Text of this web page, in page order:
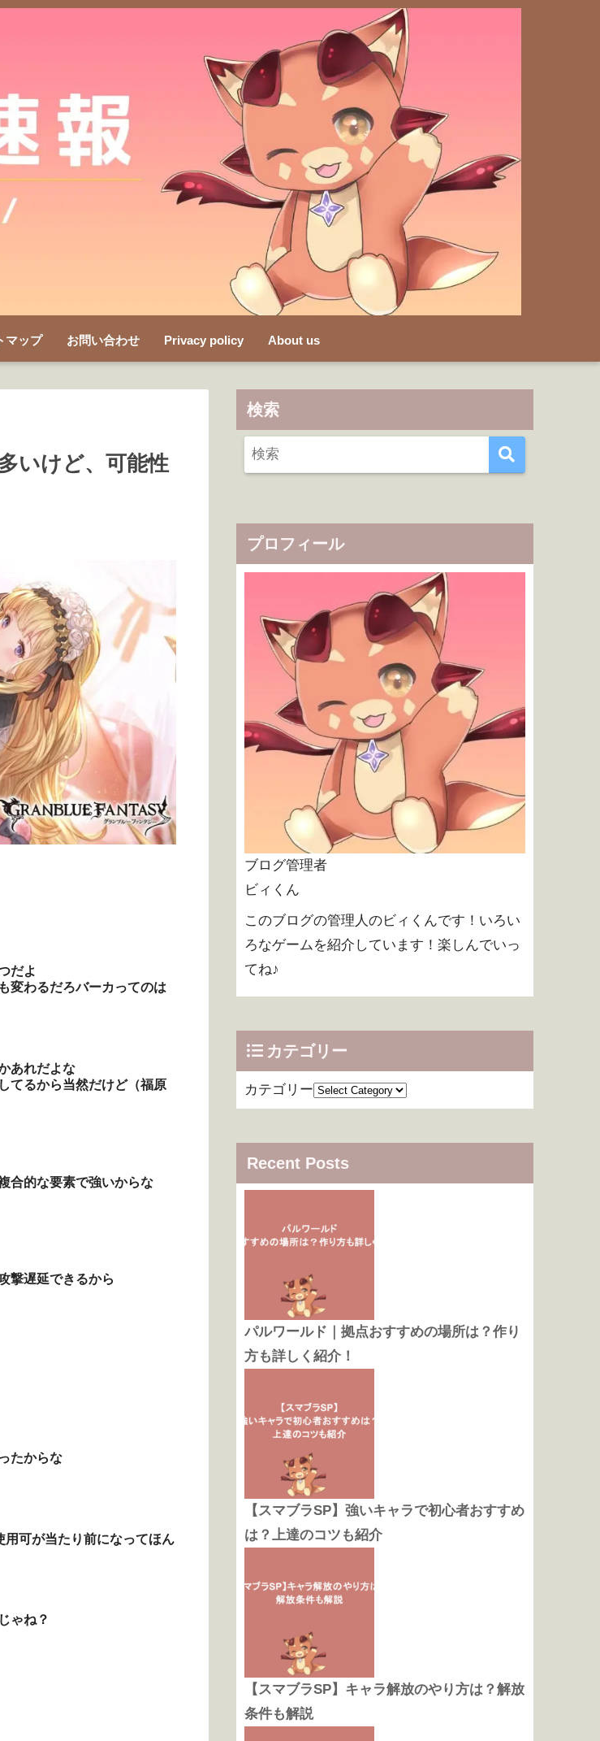
マップ お問い合わせ Privacy policy About us
いけど、可能性
だよ
変わるだろバーカってのは
あれだよな
てるから当然だけど（福原
合的な要素で強いからな
撃遅延できるから
たからな
可が当たり前になってほん
ゃね？
検索
プロフィール
ブログ管理者
ビィくん
このブログの管理人のビィくんです！いろい
ろなゲームを紹介しています！楽しんでいっ
てね♪
カテゴリー
カテゴリー
Recent Posts
パルワールド｜拠点おすすめの場所は？作り
方も詳しく紹介！
【スマブラSP】強いキャラで初心者おすすめ
は？上達のコツも紹介
【スマブラSP】キャラ解放のやり方は？解放
条件も解説